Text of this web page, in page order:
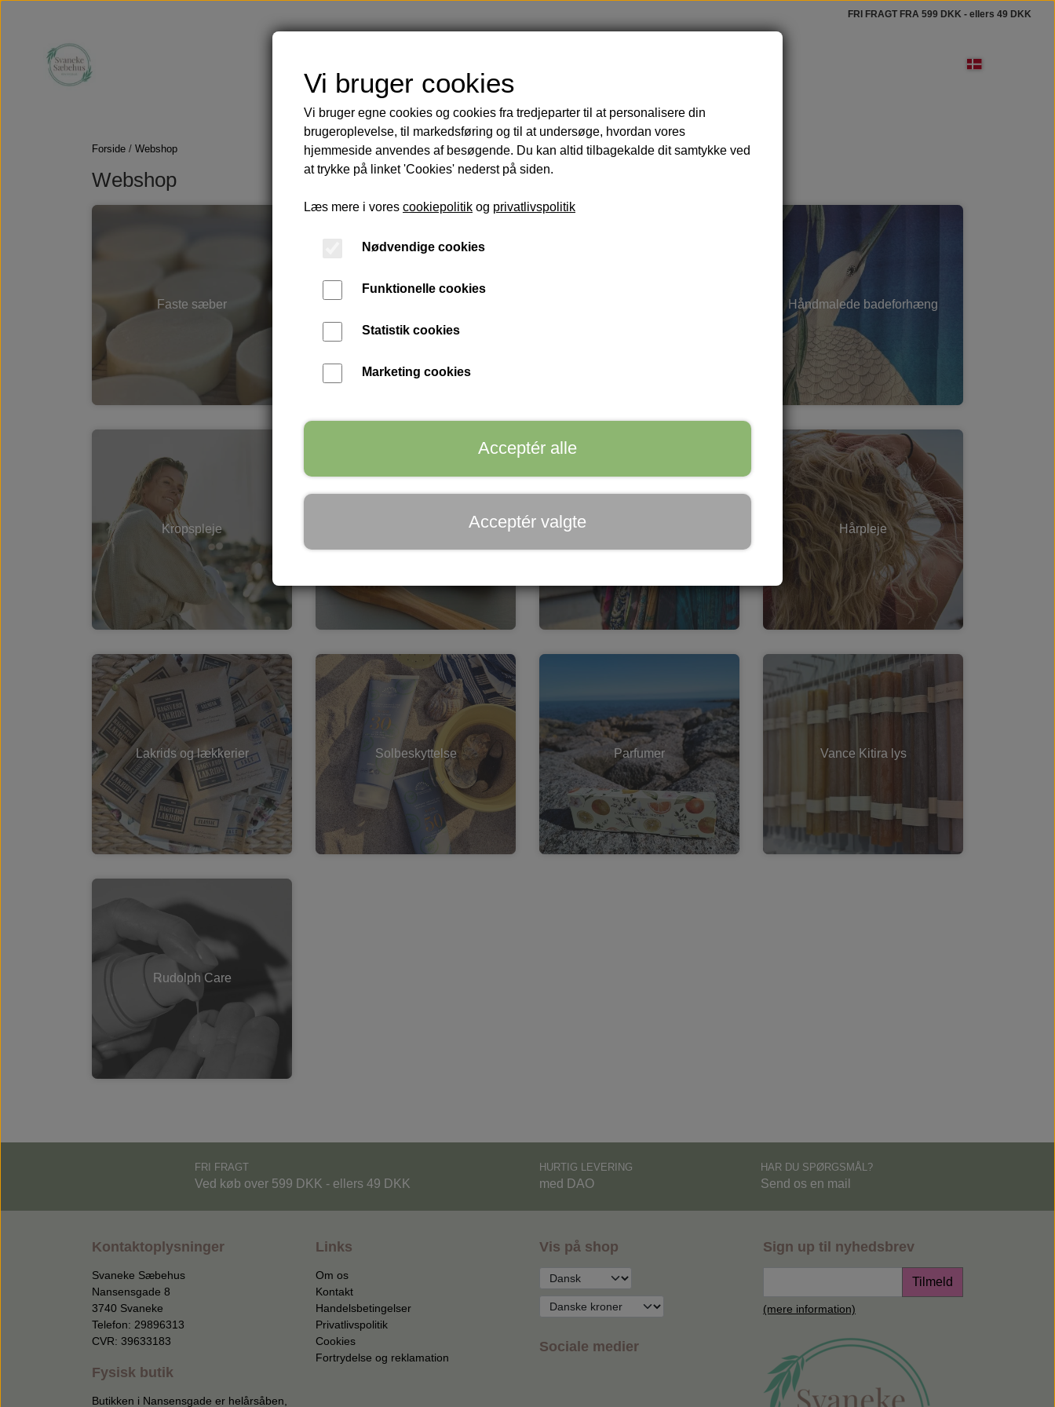
FRI FRAGT FRA 599 DKK - ellers 49 DKK
Skægolie og barbering
Olier til ansigt og krop
Håndmalede badeforhæng Kropspleje Tilbehør
Uldsokker i babyalpaka
Hammamhåndklæder
Tasker
Rudolph Care
Forside Webshop
Webshop
Faste sæber Håndmalede badeforhæng
Kropspleje Tøj, tasker og håndklæder Hårpleje
Lakrids og lækkerier Solbeskyttelse Parfumer Vance Kitira lys
Rudolph Care
FRI FRAGT
Ved køb over 599 DKK - ellers 49 DKK
HURTIG LEVERING
med DAO
HAR DU SPØRGSMÅL?
Send os en mail
Kontaktoplysninger
Svaneke Sæbehus
Nansensgade 8
3740 Svaneke
Telefon: 29896313
CVR: 39633183
Fysisk butik
Butikken i Nansensgade er helårsåben,
Links
Om os
Kontakt
Handelsbetingelser
Privatlivspolitik
Cookies
Fortrydelse og reklamation
Vis på shop
Sociale medier
Sign up til nyhedsbrev
Tilmeld
(mere information)
Vi bruger cookies
Vi bruger egne cookies og cookies fra tredjeparter til at personalisere din
brugeroplevelse, til markedsføring og til at undersøge, hvordan vores
hjemmeside anvendes af besøgende. Du kan altid tilbagekalde dit samtykke ved
at trykke på linket 'Cookies' nederst på siden.
Læs mere i vores cookiepolitik og privatlivspolitik
Nødvendige cookies
Funktionelle cookies
Statistik cookies
Marketing cookies
Acceptér alle
Acceptér valgte